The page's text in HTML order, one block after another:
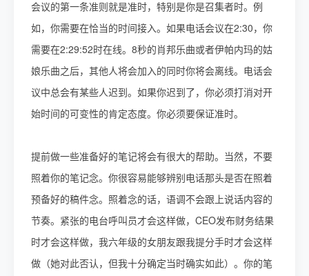
会议的第一条准则就是准时，特别是你是召集者时。例
如，你需要在恰当的时间接入。如果电话会议在2:30，你
需要在2:29:52时在线。8秒的肖邦乐曲或者伊帕内玛的姑
娘乐曲之后，其他人将会加入的同时你将会离线。电话会
议中总会有某些人迟到。如果你迟到了，你必须打消对开
始时间的可变性的肯定态度。你必须要保证准时。
提前做一些准备好的笔记将会有很大的帮助。当然，不要
照着你的笔记念。你很容易能够辨别电话那头是否在照着
预备好的稿件念。照着念的话，语调不会跟上说话内容的
节奏。紧张的电台呼叫员才会这样做，CEO发布财务结果
时才会这样做，我六年级的女朋友跟我提分手时才会这样
做（她对此否认，但我十分确定当时确实如此）。你的笔